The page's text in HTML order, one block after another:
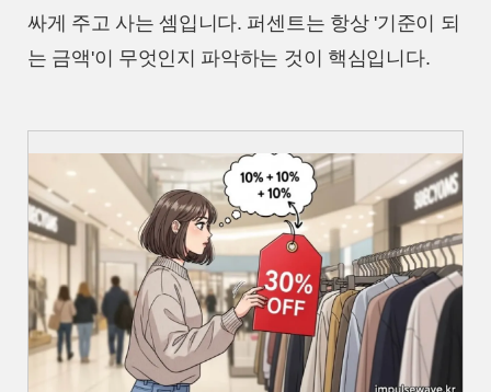
싸게 주고 사는 셈입니다. 퍼센트는 항상 '기준이 되
는 금액'이 무엇인지 파악하는 것이 핵심입니다.